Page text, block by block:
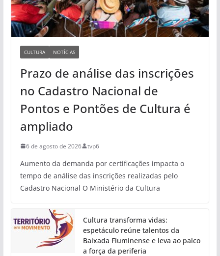
CULTURA NOTÍCIAS
Prazo de análise das inscrições
no Cadastro Nacional de
Pontos e Pontões de Cultura é
ampliado
6 de agosto de 2026 tvp6
Aumento da demanda por certificações impacta o
tempo de análise das inscrições realizadas pelo
Cadastro Nacional O Ministério da Cultura
Cultura transforma vidas:
espetáculo reúne talentos da
Baixada Fluminense e leva ao palco
a força da periferia